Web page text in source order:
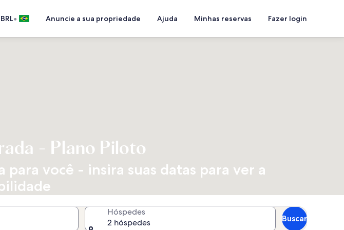
BRL• Anuncie a sua propriedade Ajuda Minhas reservas Fazer login
- Plano Piloto
você - insira suas datas para ver a
Hóspedes
2 hóspedes
Buscar